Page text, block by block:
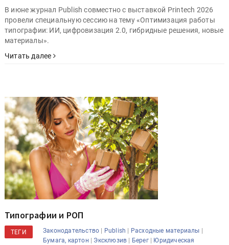
В июне журнал Publish совместно с выставкой Printech 2026
провели специальную сессию на тему «Оптимизация работы
типографии: ИИ, цифровизация 2.0, гибридные решения, новые
материалы».
Читать далее
Типографии и РОП
ТЕГИ Законодательство | Publish | Расходные материалы |
Бумага, картон | Эксклюзив | Берег| Юридическая